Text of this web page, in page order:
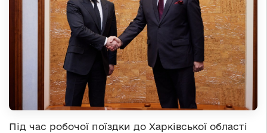
Під час робочої поїздки до Харківської області